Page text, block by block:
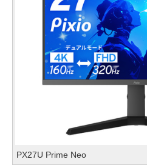
PX27U Prime Neo